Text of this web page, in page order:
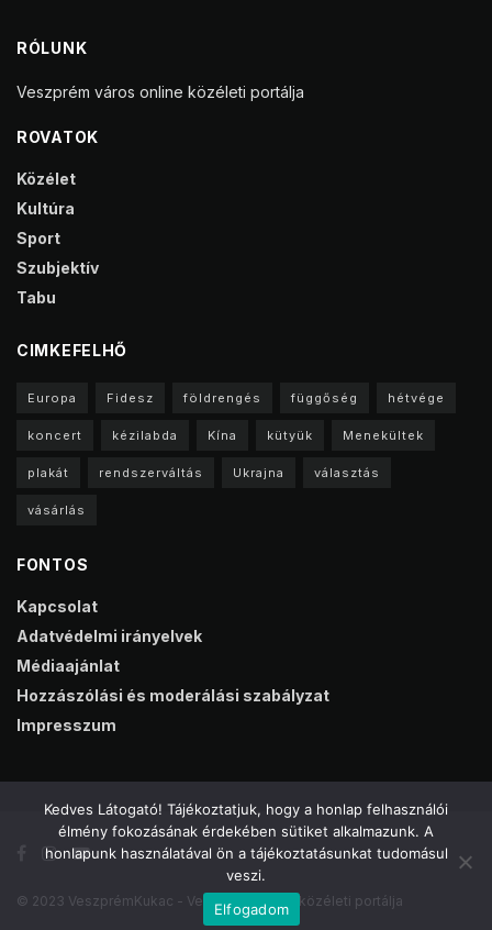
RÓLUNK
Veszprém város online közéleti portálja
ROVATOK
Közélet
Kultúra
Sport
Szubjektív
Tabu
CIMKEFELHŐ
Europa Fidesz földrengés függőség hétvége
koncert kézilabda Kína kütyük Menekültek
plakát rendszerváltás Ukrajna választás
vásárlás
FONTOS
Kapcsolat
Adatvédelmi irányelvek
Médiaajánlat
Hozzászólási és moderálási szabályzat
Impresszum
© 2023 VeszprémKukac - Veszprém online közéleti portálja
Kedves Látogató! Tájékoztatjuk, hogy a honlap felhasználói
élmény fokozásának érdekében sütiket alkalmazunk. A
honlapunk használatával ön a tájékoztatásunkat tudomásul
veszi.
Elfogadom